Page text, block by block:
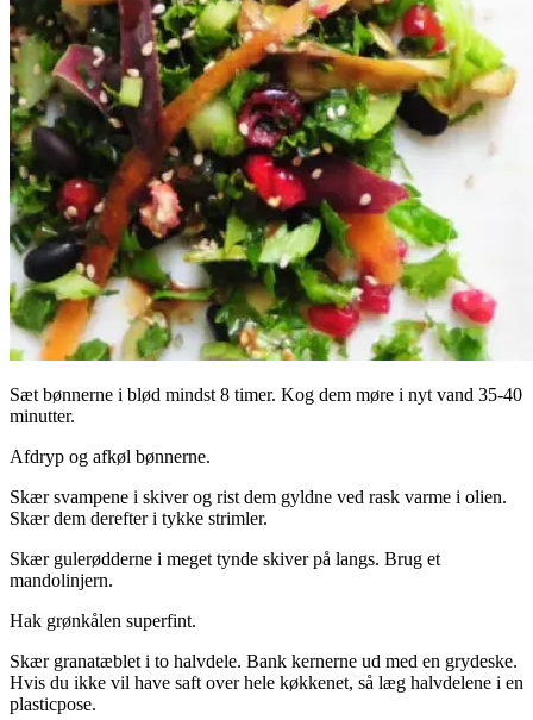
Sæt bønnerne i blød mindst 8 timer. Kog dem møre i nyt vand 35-40
minutter.
Afdryp og afkøl bønnerne.
Skær svampene i skiver og rist dem gyldne ved rask varme i olien.
Skær dem derefter i tykke strimler.
Skær gulerødderne i meget tynde skiver på langs. Brug et
mandolinjern.
Hak grønkålen superfint.
Skær granatæblet i to halvdele. Bank kernerne ud med en grydeske.
Hvis du ikke vil have saft over hele køkkenet, så læg halvdelene i en
plasticpose.